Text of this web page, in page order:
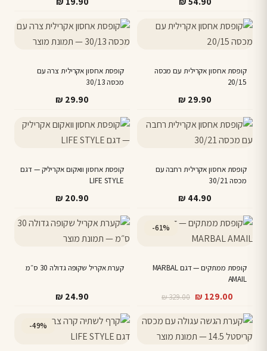
קופסת אחסון אקרילית עם מכסה
20/15
₪ 29.90
קופסת אחסון אקרילית צרה עם
מכסה 30/13
₪ 29.90
קופסת אחסון אקרילית רחבה עם
מכסה 30/21
₪ 44.90
קופסת אחסון וואקום אקריליק — דגם
LIFE STYLE
₪ 20.90
-61%
קופסת ממתקים — דגם MARBAL
AMAIL
₪329.00
המחיר
היה:
₪ 329.00.
₪ 129.00
המחיר
הוא:
₪ 129.00.
קערת אקריל שקופה גדולה 30 ס״מ
₪ 24.90
-49%